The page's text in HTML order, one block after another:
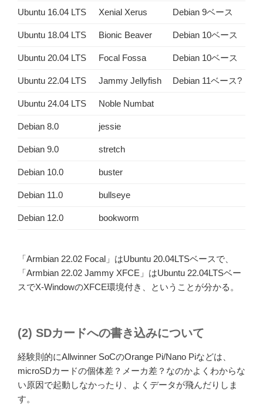
Ubuntu 16.04 LTS Xenial Xerus Debian 9ベース
Ubuntu 18.04 LTS Bionic Beaver Debian 10ベース
Ubuntu 20.04 LTS Focal Fossa Debian 10ベース
Ubuntu 22.04 LTS Jammy Jellyfish Debian 11ベース?
Ubuntu 24.04 LTS Noble Numbat
Debian 8.0 jessie
Debian 9.0 stretch
Debian 10.0 buster
Debian 11.0 bullseye
Debian 12.0 bookworm
「Armbian 22.02 Focal」はUbuntu 20.04LTSベースで、
「Armbian 22.02 Jammy XFCE」はUbuntu 22.04LTSベー
スでX-WindowのXFCE環境付き、ということが分かる。
(2) SDカードへの書き込みについて
経験則的にAllwinner SoCのOrange Pi/Nano Piなどは、
microSDカードの個体差？メーカ差？なのかよくわからな
い原因で起動しなかったり、よくデータが飛んだりしま
す。